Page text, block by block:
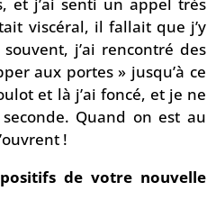
viscéral, il fallait que j’y
j’ai rencontré des
aux portes » jusqu’à ce
et là j’ai foncé, et je ne
Quand on est au
!
de votre nouvelle